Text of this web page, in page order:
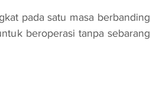
pada satu masa berbanding
beroperasi tanpa sebarang